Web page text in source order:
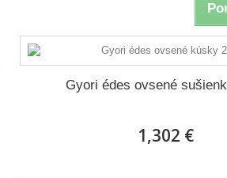
Gyori édes ovsené
1,302 €